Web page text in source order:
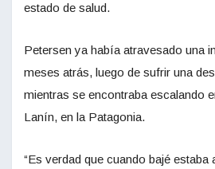
estado de salud.
Petersen ya había atravesado una
meses atrás, luego de sufrir una
mientras se encontraba escalando
Lanín, en la Patagonia.
“Es verdad que cuando bajé